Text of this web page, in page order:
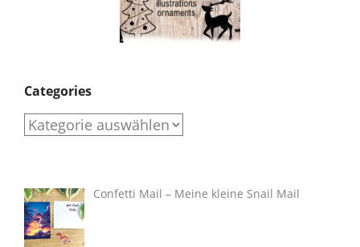
Categories
Categories
Confetti Mail – Meine kleine Snail Mail